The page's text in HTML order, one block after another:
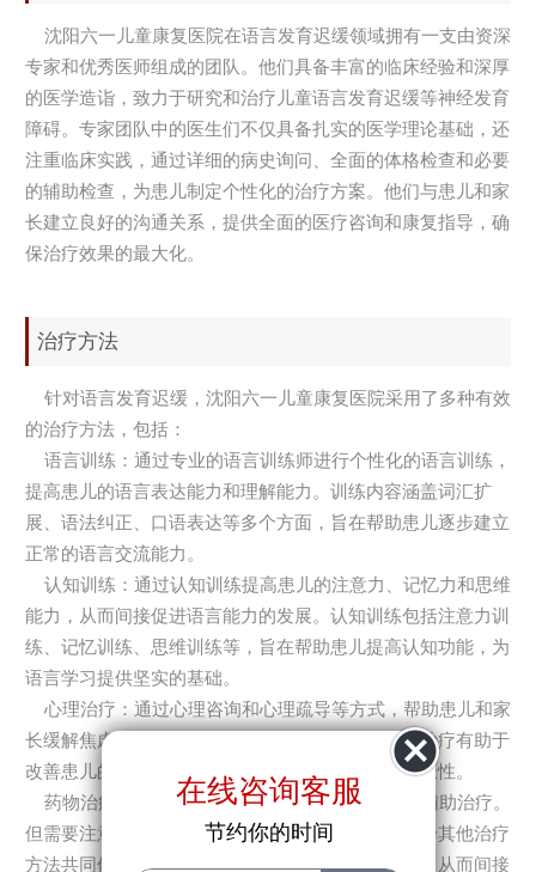
沈阳六一儿童康复医院在语言发育迟缓领域拥有一支由资深
专家和优秀医师组成的团队。他们具备丰富的临床经验和深厚
的医学造诣，致力于研究和治疗儿童语言发育迟缓等神经发育
障碍。专家团队中的医生们不仅具备扎实的医学理论基础，还
注重临床实践，通过详细的病史询问、全面的体格检查和必要
的辅助检查，为患儿制定个性化的治疗方案。他们与患儿和家
长建立良好的沟通关系，提供全面的医疗咨询和康复指导，确
保治疗效果的最大化。
治疗方法
针对语言发育迟缓，沈阳六一儿童康复医院采用了多种有效
的治疗方法，包括：
语言训练：通过专业的语言训练师进行个性化的语言训练，
提高患儿的语言表达能力和理解能力。训练内容涵盖词汇扩
展、语法纠正、口语表达等多个方面，旨在帮助患儿逐步建立
正常的语言交流能力。
认知训练：通过认知训练提高患儿的注意力、记忆力和思维
能力，从而间接促进语言能力的发展。认知训练包括注意力训
练、记忆训练、思维训练等，旨在帮助患儿提高认知功能，为
语言学习提供坚实的基础。
心理治疗：通过心理咨询和心理疏导等方式，帮助患儿和家
长缓解焦虑和压力，增强自信心和社交能力。心理治疗有助于
改善患儿的心理状态，提高其对治疗的依从性和积极性。
药物治疗：在必要时，医生会开具相应的药物来辅助治疗。
但需要注意的是，药物治疗通常作为辅助手段，结合其他治疗
方法共同使用，旨在调节神经递质、改善大脑功能，从而间接
在线咨询客服
节约你的时间